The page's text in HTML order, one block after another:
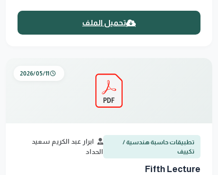
تحميل الملف
2026/05/11
تطبيقات حاسبة هندسية /
تكييف
ابرار عبد الكريم سعيد
الحداد
Fifth Lecture